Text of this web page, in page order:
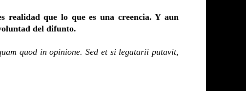
realidad que lo que es una creencia. Y aun
del difunto.
quod in opinione. Sed et si legatarii putavit,